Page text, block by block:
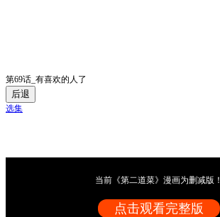
第69话_有喜欢的人了
后退
选集
当前《第二道菜》漫画为删减版！
点击观看完整版